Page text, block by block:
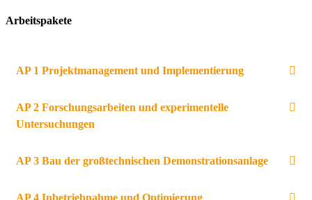
Arbeitspakete
AP 1 Projektmanagement und Implementierung
AP 2 Forschungsarbeiten und experimentelle
Untersuchungen
AP 3 Bau der großtechnischen Demonstrationsanlage
AP 4 Inbetriebnahme und Optimierung